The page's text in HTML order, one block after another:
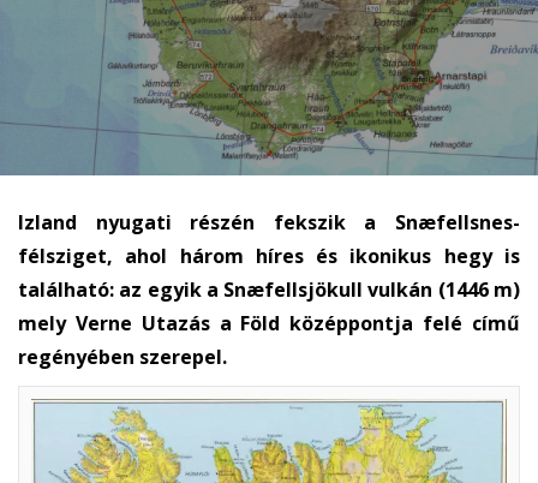
Izland nyugati részén fekszik a Snæfellsnes-
félsziget, ahol három híres és ikonikus hegy is
található: az egyik a Snæfellsjökull vulkán (1446 m)
mely Verne Utazás a Föld középpontja felé című
regényében szerepel.